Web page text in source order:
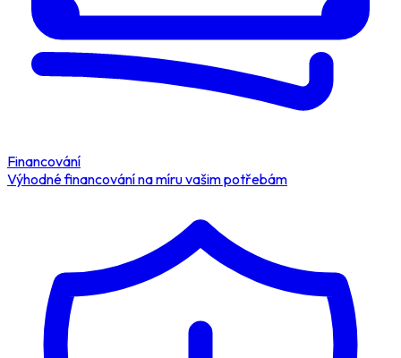
Financování
Výhodné financování na míru vašim potřebám